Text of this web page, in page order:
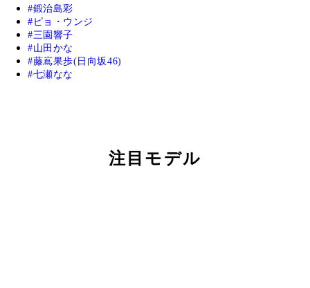
鍛治島彩
ピョ・ウンジ
三園響子
山田かな
藤嶌果歩(日向坂46)
七瀬なな
注目モデル